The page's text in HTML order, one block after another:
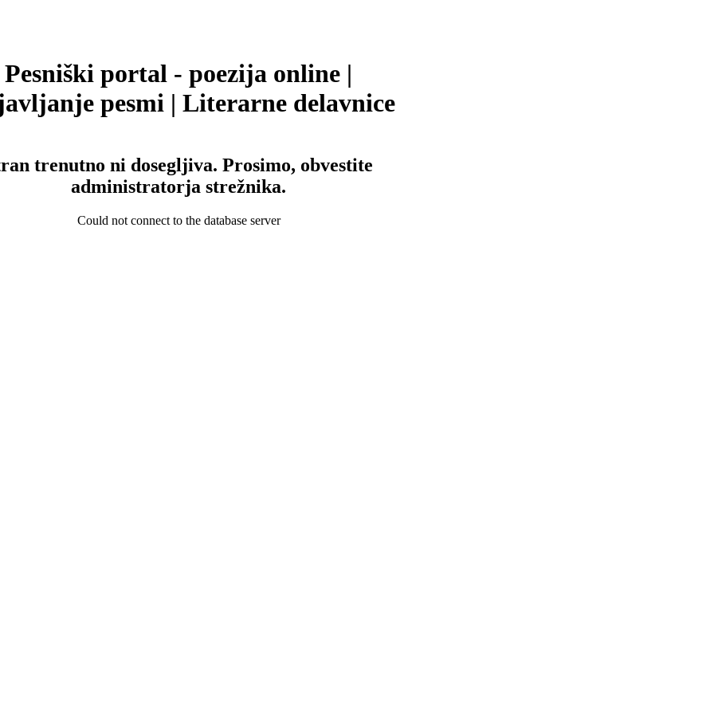
Pesniški portal - poezija online |
pesmi | Literarne delavnice
trenutno ni dosegljiva. Prosimo, obvestite
administratorja strežnika.
Could not connect to the database server